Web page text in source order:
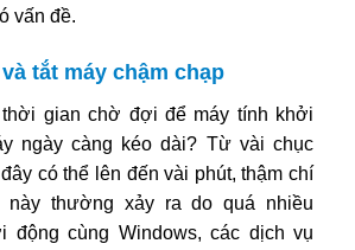
vấn đề.
tắt máy chậm chạp
thời gian chờ đợi để máy tính khởi
ngày càng kéo dài? Từ vài chục
có thể lên đến vài phút, thậm chí
thường xảy ra do quá nhiều
động cùng Windows, các dịch vụ